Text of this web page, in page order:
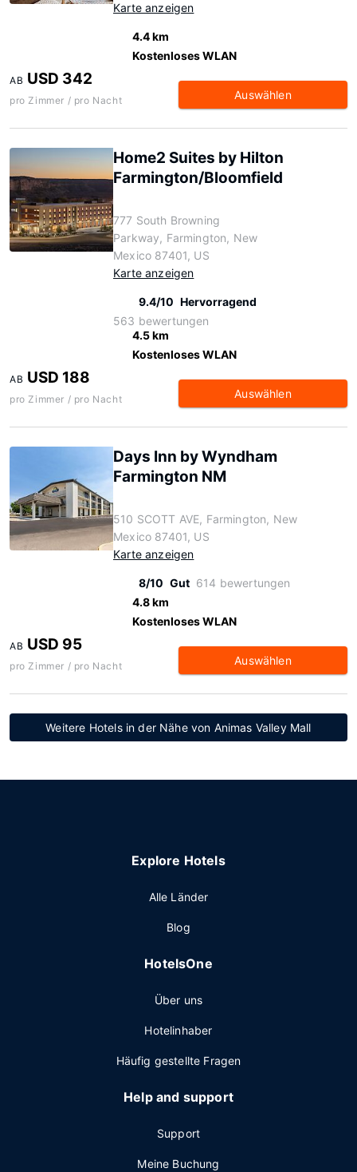
Karte anzeigen
4.4 km
Kostenloses WLAN
AB USD 342
pro Zimmer / pro Nacht Auswählen
Home2 Suites by Hilton
Farmington/Bloomfield
777 South Browning
Parkway, Farmington, New
Mexico 87401, US
Karte anzeigen
9.4/10 Hervorragend
563 bewertungen
4.5 km
Kostenloses WLAN
AB USD 188
pro Zimmer / pro Nacht Auswählen
Days Inn by Wyndham
Farmington NM
510 SCOTT AVE, Farmington, New
Mexico 87401, US
Karte anzeigen
8/10 Gut 614 bewertungen
4.8 km
Kostenloses WLAN
AB USD 95
pro Zimmer / pro Nacht Auswählen
Weitere Hotels in der Nähe von Animas Valley Mall
Explore Hotels
Alle Länder
Blog
HotelsOne
Über uns
Hotelinhaber
Häufig gestellte Fragen
Help and support
Support
Meine Buchung